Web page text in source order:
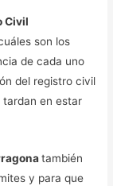
Civil
son los
de cada uno
del registro civil
en estar
también
y para que